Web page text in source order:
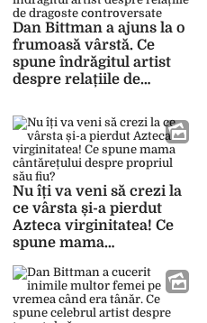
Dan Bittman a ajuns la o
frumoasă vârstă. Ce
spune îndrăgitul artist
despre relațiile de
Nu îți va veni să crezi la
ce vârsta și-a pierdut
Azteca virginitatea! Ce
spune mama
propriul său fiu?